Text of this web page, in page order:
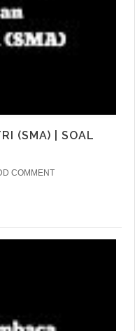
(SMA) | SOAL
COMMENT